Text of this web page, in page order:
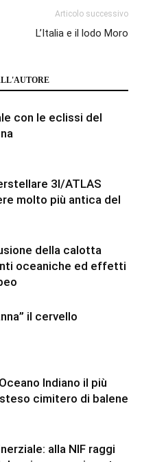
Articolo successivo
L’Italia e il lodo Moro
con le eclissi del
3I/ATLAS
molto più antica del
della calotta
oceaniche ed effetti
il cervello
Indiano il più
cimitero di balene
alla NIF raggi